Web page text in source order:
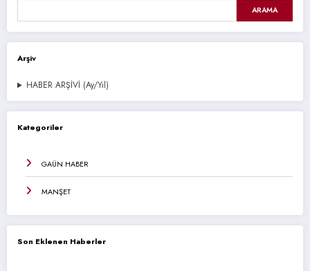
ARAMA
Arşiv
HABER ARŞİVİ (Ay/Yıl)
Kategoriler
GAÜN HABER
MANŞET
Son Eklenen Haberler